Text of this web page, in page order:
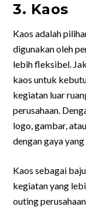
3. Kaos
Kaos adalah
digunakan oleh
lebih fleksibel.
kaos untuk
kegiatan luar
perusahaan.
logo, gambar,
dengan gaya
Kaos sebagai
kegiatan yang
outing